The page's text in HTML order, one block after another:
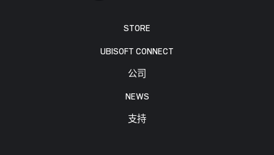
STORE
UBISOFT CONNECT
公司
NEWS
支持